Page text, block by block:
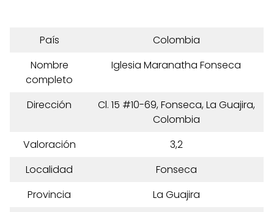
País
Colombia
Nombre
completo
Iglesia Maranatha Fonseca
Dirección
Cl. 15 #10-69, Fonseca, La Guajira,
Colombia
Valoración
3,2
Localidad
Fonseca
Provincia
La Guajira